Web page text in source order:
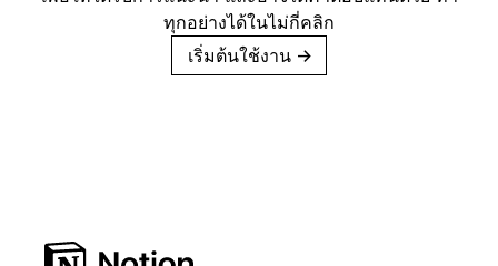
ทุกอย่างได้ในไม่กี่คลิก
เริ่มต้นใช้งาน →